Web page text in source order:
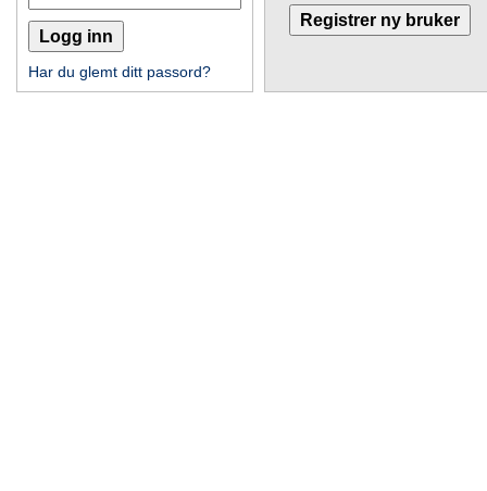
Har du glemt ditt passord?